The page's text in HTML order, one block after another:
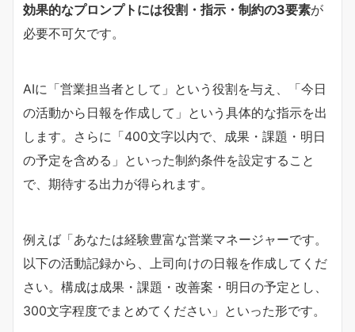
効果的なプロンプトには役割・指示・制約の3要素が
必要不可欠です。
AIに「営業担当者として」という役割を与え、「今日
の活動から日報を作成して」という具体的な指示を出
します。さらに「400文字以内で、成果・課題・明日
の予定を含める」といった制約条件を設定すること
で、期待する出力が得られます。
例えば「あなたは経験豊富な営業マネージャーです。
以下の活動記録から、上司向けの日報を作成してくだ
さい。構成は成果・課題・改善案・明日の予定とし、
300文字程度でまとめてください」といった形です。